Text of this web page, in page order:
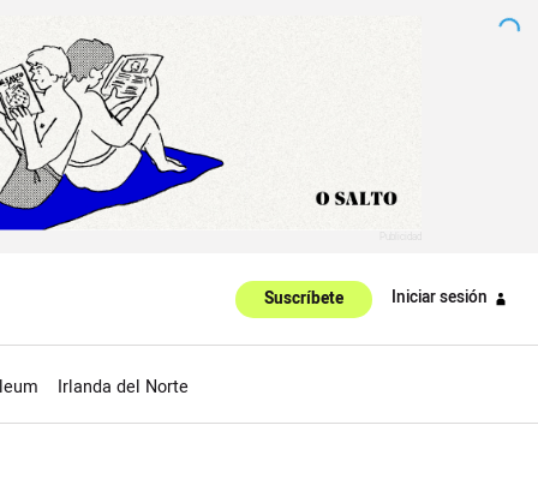
Suscríbete Iniciar sesión
Irlanda del Norte